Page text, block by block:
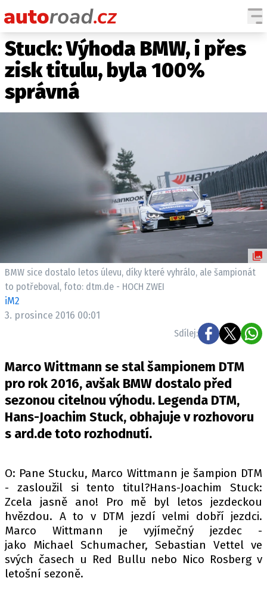
AUTA
TESTY AUT
ZAJÍMAVOSTI
TECHNIKA
EKONOMIKA
ČESKÝ TRH
TUNING
ELEKTRO
TESTY ELEKTROMOBILŮ
TRH S ELEKTROMOBILY
RALLY
OSTATNÍ
TISKOVKY
ROZHOVORY
ZE SVĚTA
MOTORSPORT
PIT LANE
ČEŠI V AKCI
Stuck: Výhoda BMW, i přes
zisk titulu, byla 100%
správná
BMW sice dostalo letos úlevu, díky které vyhrálo, ale šampionát
to potřeboval, foto: dtm.de - HOCH ZWEI
iM2
3. prosince 2016 00:01
Sdílej:
Marco Wittmann se stal šampionem DTM
pro rok 2016, avšak BMW dostalo před
sezonou citelnou výhodu. Legenda DTM,
Hans-Joachim Stuck, obhajuje v rozhovoru
s ard.de toto rozhodnutí.
O: Pane Stucku, Marco Wittmann je šampion DTM
- zasloužil si tento titul?Hans-Joachim Stuck:
Zcela jasně ano! Pro mě byl letos jezdeckou
hvězdou. A to v DTM jezdí velmi dobří jezdci.
Marco Wittmann je vyjímečný jezdec -
jako Michael Schumacher, Sebastian Vettel ve
svých časech u Red Bullu nebo Nico Rosberg v
letošní sezoně.